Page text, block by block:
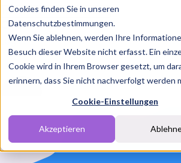
Cookies finden Sie in unseren
Datenschutzbestimmungen.
Wenn Sie ablehnen, werden Ihre
Besuch dieser Website nicht erfasst. Ein
Cookie wird in Ihrem Browser gesetzt, um
erinnern, dass Sie nicht nachverfolgt werden
Cookie-Einstellungen
Akzeptieren
Login